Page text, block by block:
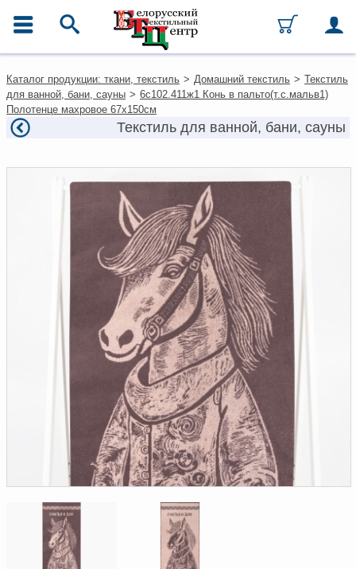
Каталог
Ткани
Домашний текстиль
Одежда
Текстиль для ресторанов и
гостиниц
Текстильная галантерея и
Условия работы
Оплата и доставка
Как оформить заказ
Документы по работе с
персональными данными
Письмо руководителю
Вопросы и ответы
Новости | Статьи
Каталог продукции: ткани, текстиль > Домашний текстиль > Текстиль
для ванной, бани, сауны > 6с102.411ж1 Конь в пальто(т.с.мальв1)
Полотенце махровое 67х150см
Текстиль для ванной, бани, сауны